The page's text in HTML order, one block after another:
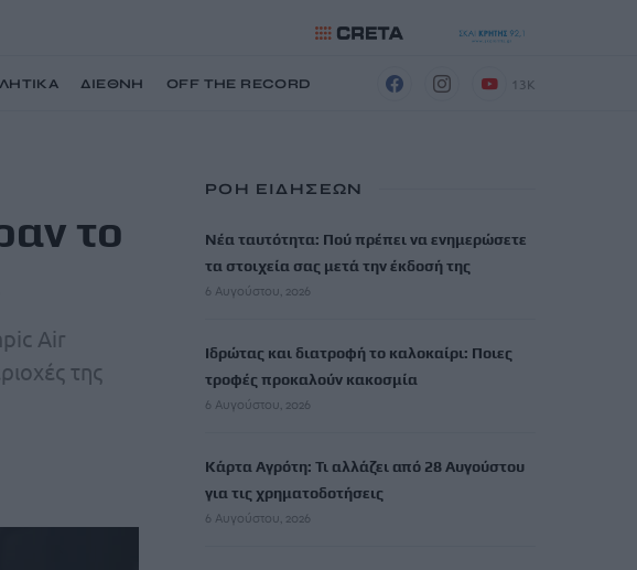
ΔΙΕΘΝΗ OFF THE RECORD 13K
το
Air
της
ΡΟΗ ΕΙΔΗΣΕΩΝ
Νέα ταυτότητα: Πού πρέπει να ενημερώσετε
τα στοιχεία σας μετά την έκδοσή της
6 Αυγούστου, 2026
Ιδρώτας και διατροφή το καλοκαίρι: Ποιες
τροφές προκαλούν κακοσμία
6 Αυγούστου, 2026
Κάρτα Αγρότη: Τι αλλάζει από 28 Αυγούστου
για τις χρηματοδοτήσεις
6 Αυγούστου, 2026